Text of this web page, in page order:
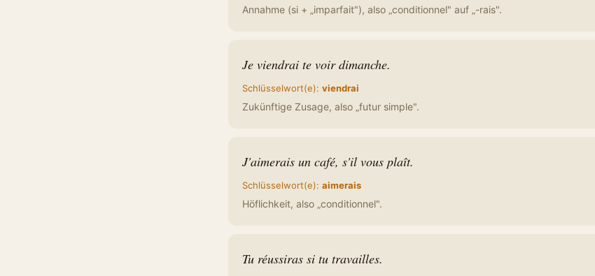
Annahme (si + „imparfait"), also „conditionnel" auf „-rais".
Je viendrai te voir dimanche.
Schlüsselwort(e): viendrai
Zukünftige Zusage, also „futur simple".
J'aimerais un café, s'il vous plaît.
Schlüsselwort(e): aimerais
Höflichkeit, also „conditionnel".
Tu réussiras si tu travailles.